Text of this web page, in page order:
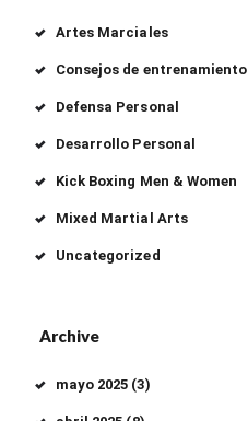
Artes Marciales
Consejos de entrenamiento
Defensa Personal
Desarrollo Personal
Kick Boxing Men & Women
Mixed Martial Arts
Uncategorized
Archive
mayo 2025 (3)